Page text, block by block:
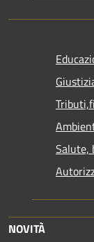
Salute,
NOVITÀ